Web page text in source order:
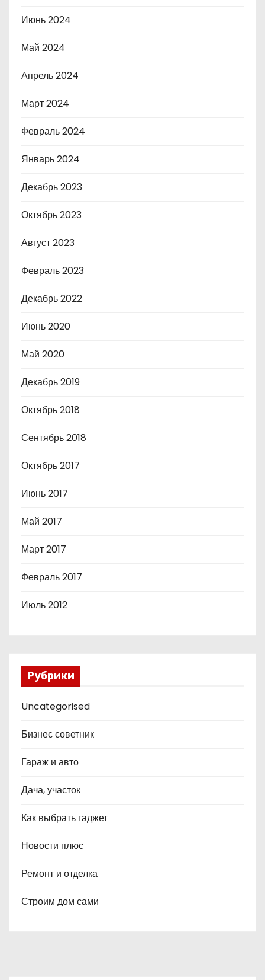
Июнь 2024
Май 2024
Апрель 2024
Март 2024
Февраль 2024
Январь 2024
Декабрь 2023
Октябрь 2023
Август 2023
Февраль 2023
Декабрь 2022
Июнь 2020
Май 2020
Декабрь 2019
Октябрь 2018
Сентябрь 2018
Октябрь 2017
Июнь 2017
Май 2017
Март 2017
Февраль 2017
Июль 2012
Рубрики
Uncategorised
Бизнес советник
Гараж и авто
Дача, участок
Как выбрать гаджет
Новости плюс
Ремонт и отделка
Строим дом сами